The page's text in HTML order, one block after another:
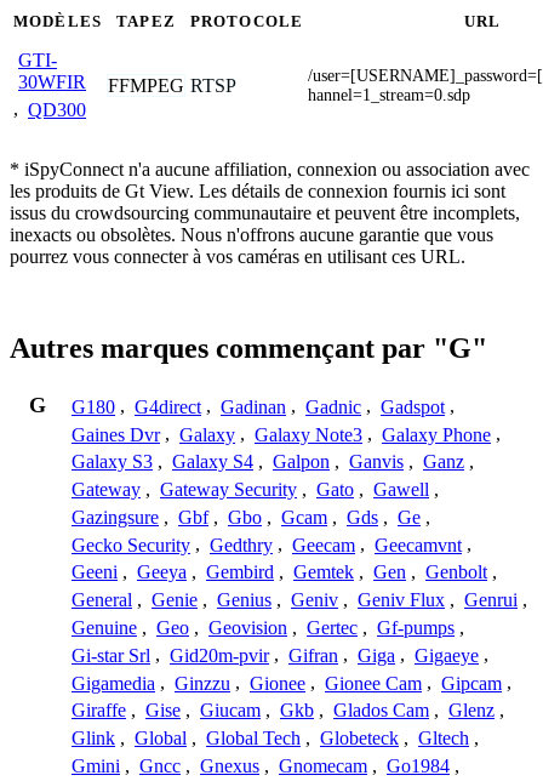
MODÈLES TAPEZ PROTOCOLE URL
GTI-
30WFIR
, QD300
FFMPEG RTSP
/
hannel=1_stream=0.sdp
* iSpyConnect n'a aucune affiliation, connexion ou association avec
les produits de Gt View. Les détails de connexion fournis ici sont
issus du crowdsourcing communautaire et peuvent être incomplets,
inexacts ou obsolètes. Nous n'offrons aucune garantie que vous
pourrez vous connecter à vos caméras en utilisant ces URL.
Autres marques commençant par "G"
G G180 , G4direct , Gadinan , Gadnic , Gadspot ,
Gaines Dvr , Galaxy , Galaxy Note3 , Galaxy Phone ,
Galaxy S3 , Galaxy S4 , Galpon , Ganvis , Ganz ,
Gateway , Gateway Security , Gato , Gawell ,
Gazingsure , Gbf , Gbo , Gcam , Gds , Ge ,
Gecko Security , Gedthry , Geecam , Geecamvnt ,
Geeni , Geeya , Gembird , Gemtek , Gen , Genbolt ,
General , Genie , Genius , Geniv , Geniv Flux , Genrui ,
Genuine , Geo , Geovision , Gertec , Gf-pumps ,
Gi-star Srl , Gid20m-pvir , Gifran , Giga , Gigaeye ,
Gigamedia , Ginzzu , Gionee , Gionee Cam , Gipcam ,
Giraffe , Gise , Giucam , Gkb , Glados Cam , Glenz ,
Glink , Global , Global Tech , Globeteck , Gltech ,
Gmini , Gncc , Gnexus , Gnomecam , Go1984 ,